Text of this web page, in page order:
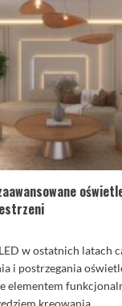
w ostatnich latach
i postrzegania
elementem